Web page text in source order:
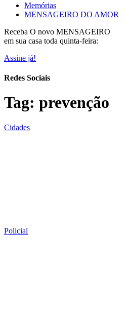
Memórias
MENSAGEIRO DO AMOR
Receba O novo MENSAGEIRO
em sua casa toda quinta-feira:
Assine já!
Redes Sociais
Tag: prevenção
Cidades
Policial